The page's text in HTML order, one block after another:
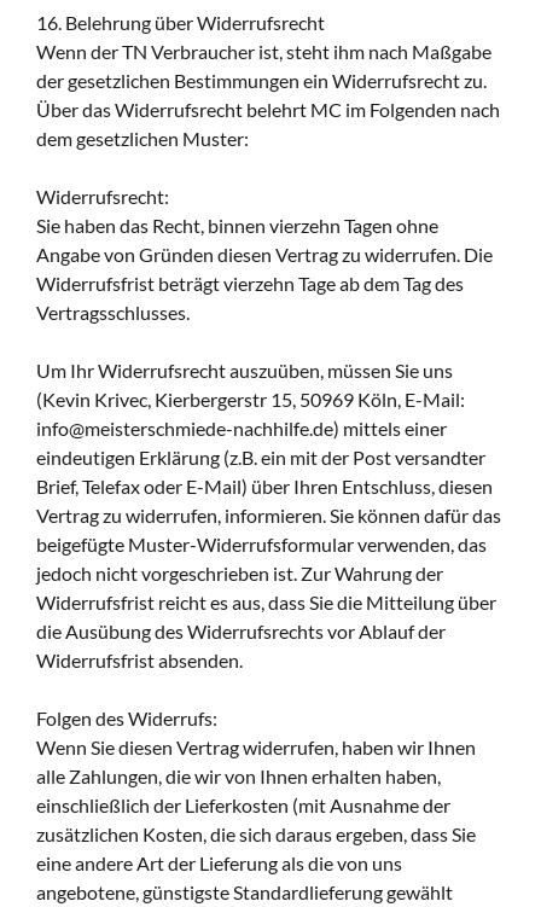
16. Belehrung über Widerrufsrecht
Wenn der TN Verbraucher ist, steht ihm nach Maßgabe
der gesetzlichen Bestimmungen ein Widerrufsrecht zu.
Über das Widerrufsrecht belehrt MC im Folgenden nach
dem gesetzlichen Muster:
Widerrufsrecht:
Sie haben das Recht, binnen vierzehn Tagen ohne
Angabe von Gründen diesen Vertrag zu widerrufen. Die
Widerrufsfrist beträgt vierzehn Tage ab dem Tag des
Vertragsschlusses.
Um Ihr Widerrufsrecht auszuüben, müssen Sie uns
(Kevin Krivec, Kierbergerstr 15, 50969 Köln, E-Mail:
info@meisterschmiede-nachhilfe.de) mittels einer
eindeutigen Erklärung (z.B. ein mit der Post versandter
Brief, Telefax oder E-Mail) über Ihren Entschluss, diesen
Vertrag zu widerrufen, informieren. Sie können dafür das
beigefügte Muster-Widerrufsformular verwenden, das
jedoch nicht vorgeschrieben ist. Zur Wahrung der
Widerrufsfrist reicht es aus, dass Sie die Mitteilung über
die Ausübung des Widerrufsrechts vor Ablauf der
Widerrufsfrist absenden.
Folgen des Widerrufs:
Wenn Sie diesen Vertrag widerrufen, haben wir Ihnen
alle Zahlungen, die wir von Ihnen erhalten haben,
einschließlich der Lieferkosten (mit Ausnahme der
zusätzlichen Kosten, die sich daraus ergeben, dass Sie
eine andere Art der Lieferung als die von uns
angebotene, günstigste Standardlieferung gewählt